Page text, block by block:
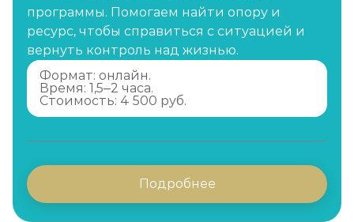
программы. Помогаем найти опору и
ресурс, чтобы справиться с ситуацией и
вернуть контроль над жизнью.
Формат: онлайн.
Время: 1,5–2 часа.
Стоимость: 4 500 руб.
Подробнее